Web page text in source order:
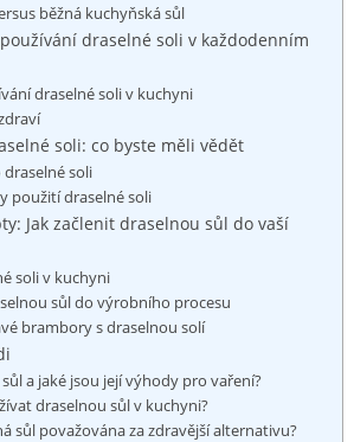
běžná kuchyňská sůl
draselné soli v každodenním
draselné soli v kuchyni
soli: co byste měli vědět
soli
použití draselné soli
Jak začlenit draselnou sůl do vaší
soli v kuchyni
sůl do výrobního procesu
brambory s draselnou solí
a jaké jsou její výhody pro vaření?
draselnou sůl v kuchyni?
sůl považována za zdravější alternativu?